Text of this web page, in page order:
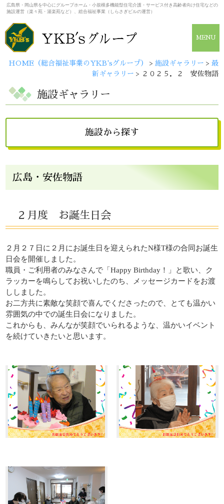
広島県・岡山県を中心にグループホーム・小規模多機能型住宅介護・サービス付き高齢者向け住宅などの
施設運営（楽々苑・湯楽苑など）、総合福祉事業（しらさぎビルの運営）
MENU
HOME（総合福祉事業のYKB'sグループ） > 施設ギャラリー > 最
新ギャラリー > ２０２５．２ 安佐物語
施設ギャラリー
施設から探す
広島県
広島・湯楽苑
三次・楽々苑
令和の杜 ASA・楽々苑
廿日市令和の杜 広島・安佐物語
La・Vita安佐物語
岡山県
倉敷・楽々苑 令和の森
NICONICO保育園
すべて
広島・安佐物語
２月度 お誕生日会
２月２７日に２月にお誕生日を迎えられたN様T様の合同お誕生
日会を開催しました。
職員・ご利用者のみなさんで「Happy Birthday！」と歌い、ク
ラッカーを鳴らしてお祝いしたのち、メッセージカードをお渡
ししました。
お二方共に素敵な笑顔で喜んでくださったので、とても温かい
雰囲気の中での誕生日会になりました。
これからも、みんなが笑顔でいられるような、温かいイベント
を続けていきたいと思います。